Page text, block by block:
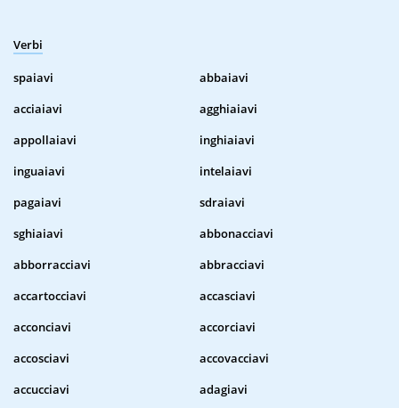
Verbi
spaiavi
abbaiavi
acciaiavi
agghiaiavi
appollaiavi
inghiaiavi
inguaiavi
intelaiavi
pagaiavi
sdraiavi
sghiaiavi
abbonacciavi
abborracciavi
abbracciavi
accartocciavi
accasciavi
acconciavi
accorciavi
accosciavi
accovacciavi
accucciavi
adagiavi